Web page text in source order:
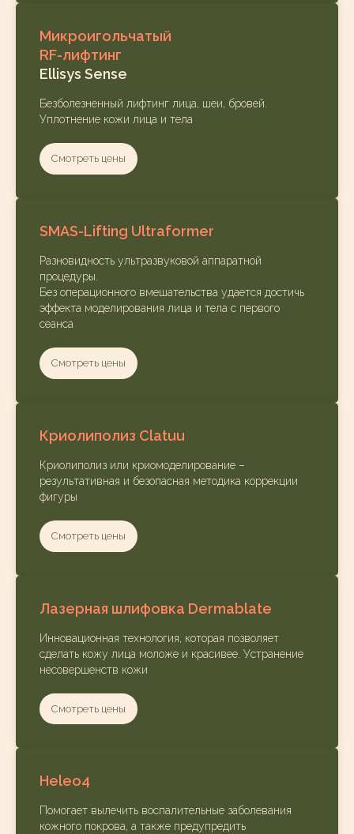
Микроигольчатый
RF-лифтинг
Ellisys Sense
Безболезненный лифтинг лица, шеи, бровей.
Уплотнение кожи лица и тела
Смотреть цены
SMAS-Lifting Ultraformer
Разновидность ультразвуковой аппаратной
процедуры.
Без операционного вмешательства удается достичь
эффекта моделирования лица и тела с первого
сеанса
Смотреть цены
Криолиполиз Clatuu
Криолиполиз или криомоделирование –
результативная и безопасная методика коррекции
фигуры
Смотреть цены
Лазерная шлифовка Dermablate
Инновационная технология, которая позволяет
сделать кожу лица моложе и красивее. Устранение
несовершенств кожи
Смотреть цены
Heleo4
Помогает вылечить воспалительные заболевания
кожного покрова, а также предупредить